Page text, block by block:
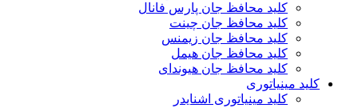
کلید محافظ جان پارس فانال
کلید محافظ جان چینت
کلید محافظ جان زیمنس
کلید محافظ جان هیمل
کلید محافظ جان هیوندای
کلید مینیاتوری
کلید مینیاتوری اشنایدر